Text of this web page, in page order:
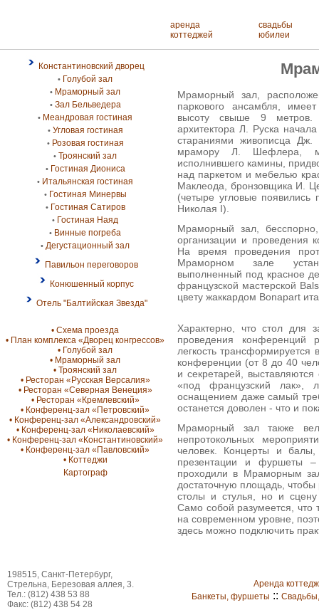
аренда
коттеджей
свадьбы
юбилеи
Константиновский дворец
• Голубой зал
• Мраморный зал
• Зал Бельведера
• Меандровая гостиная
• Угловая гостиная
• Розовая гостиная
• Троянский зал
• Гостиная Диониса
• Итальянская гостиная
• Гостиная Минервы
• Гостиная Сатиров
• Гостиная Наяд
• Винные погреба
• Дегустационный зал
Павильон переговоров
Конюшенный корпус
Отель "Балтийская Звезда"
• Схема проезда
• План комплекса «Дворец конгрессов»
• Голубой зал
• Мраморный зал
• Троянский зал
• Ресторан «Русская Версалия»
• Ресторан «Северная Венеция»
• Ресторан «Кремлевский»
• Конференц-зал «Петровский»
• Конференц-зал «Александровский»
• Конференц-зал «Николаевский»
• Конференц-зал «Константиновский»
• Конференц-зал «Павловский»
• Коттеджи
Картограф
Мраморный зал,
паркового ансамбля,
высоту свыше 9 метров.
архитектора Л. Руска
стараниями живописца
мрамору Л. Шефлера,
исполнившего камины,
над паркетом и мебелью
Маклеода, бронзовщика И.
(четыре угловые
Николая I).
Мраморный зал,
организации и проведения
На время проведения
Мраморном зале
выполненный под красное
французской мастерской
цвету жаккардом Bonapart
Характерно, что стол для
проведения конференций
легкость трансформируется
конференции (от 8 до 40
и секретарей,
«под французский лак»,
оснащением даже самый
останется доволен - что и
Мраморный зал также
непротокольных
человек. Концерты и
презентации и фуршеты –
проходили в Мраморным
достаточную площадь,
столы и стулья, но и сцену
Само собой разумеется, что
на современном уровне,
здесь можно подключить
198515, Санкт-Петербург,
Стрельна, Березовая аллея, 3.
Тел.: (812) 438 53 88
Факс: (812) 438 54 28
Аренда
Банкеты, фуршеты ::